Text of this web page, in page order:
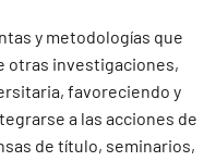
y metodologías que
otras investigaciones,
favoreciendo y
a las acciones de
de título, seminarios,